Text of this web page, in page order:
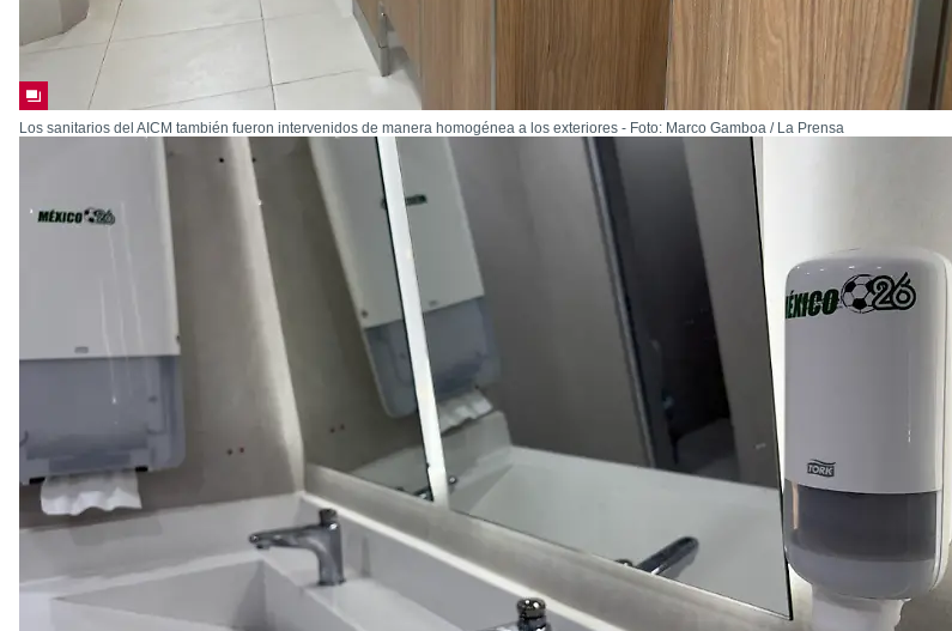
Los sanitarios del AICM también fueron intervenidos de manera homogénea a los exteriores - Foto: Marco Gamboa / La Prensa